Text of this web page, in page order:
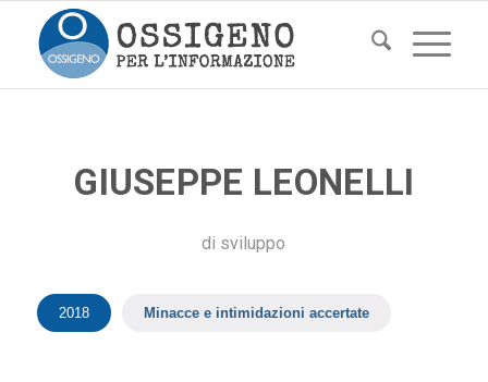
GIUSEPPE LEONELLI
di sviluppo
2018 Minacce e intimidazioni accertate